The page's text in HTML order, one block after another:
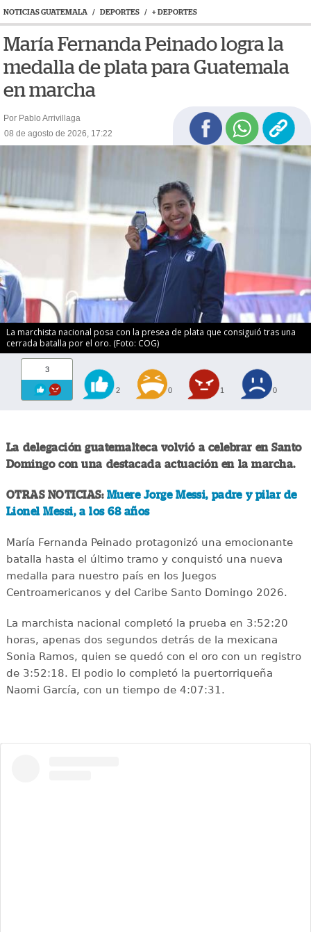
NOTICIAS GUATEMALA / DEPORTES / + DEPORTES
María Fernanda Peinado logra la
medalla de plata para Guatemala
en marcha
Por Pablo Arrivillaga
08 de agosto de 2026, 17:22
La marchista nacional posa con la presea de plata que consiguió tras una
cerrada batalla por el oro. (Foto: COG)
3
2 0 1 0
La delegación guatemalteca volvió a celebrar en Santo
Domingo con una destacada actuación en la marcha.
OTRAS NOTICIAS: Muere Jorge Messi, padre y pilar de
Lionel Messi, a los 68 años
María Fernanda Peinado protagonizó una emocionante
batalla hasta el último tramo y conquistó una nueva
medalla para nuestro país en los Juegos
Centroamericanos y del Caribe Santo Domingo 2026.
La marchista nacional completó la prueba en 3:52:20
horas, apenas dos segundos detrás de la mexicana
Sonia Ramos, quien se quedó con el oro con un registro
de 3:52:18. El podio lo completó la puertorriqueña
Naomi García, con un tiempo de 4:07:31.